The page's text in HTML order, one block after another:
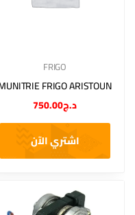
FRIGO
FRIGO ARISTOUN
د.ج750.00
اشتري الآن